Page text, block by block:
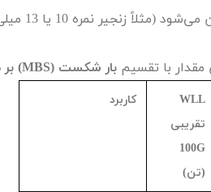
می‌شود (مثلاً زنجیر نمره10 یا13
مقدار با تقسیمبار شکست (MBS
)
WLL
تقریبی
G
100
(تن)
کاربرد